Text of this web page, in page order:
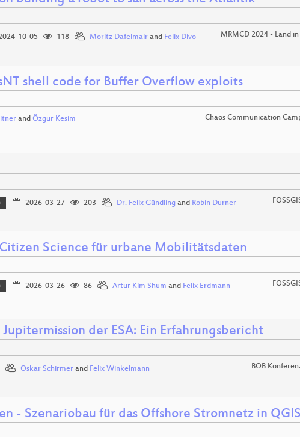
10-05 118 Moritz Dafelmairand Felix Divo MRMCD 2024 - Land in
shell code for Buffer Overflow exploits
and Özgur Kesim Chaos Communication
2026-03-27 203 Dr. Felix Gündlingand Robin Durner
Science für urbane Mobilitätsdaten
2026-03-26 86 Artur Kim Shum and Felix Erdmann
der ESA: Ein Erfahrungsbericht
Oskar Schirmerand Felix Winkelmann BOB
- Szenariobau für das Offshore Stromnetz in QGIS